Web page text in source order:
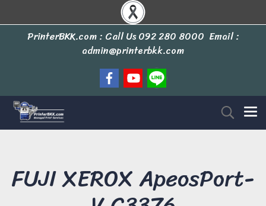
PrinterBKK.com : Call Us092 280 8000 Email :
admin@printerbkk.com
FUJI XEROX ApeosPort-